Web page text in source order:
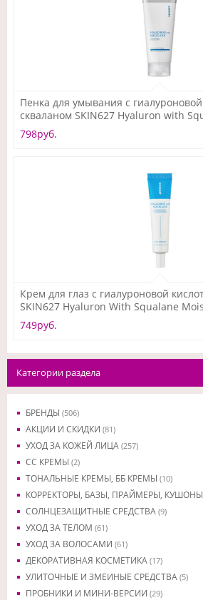
Пенка для умывания с
скваланом SKIN627 Hyaluron with
Foam, 150 мл
798руб.
Подробнее
Крем для глаз с гиалуроновой
SKIN627 Hyaluron With Squalane
30 мл
749руб.
Категории раздела
БРЕНДЫ (506)
АКЦИИ И СКИДКИ (81)
УХОД ЗА КОЖЕЙ ЛИЦА (257)
CC КРЕМЫ (2)
ТОНАЛЬНЫЕ КРЕМЫ, ББ КРЕМЫ (10)
КОРРЕКТОРЫ, БАЗЫ, ПРАЙМЕРЫ, КУШОНЫ
СОЛНЦЕЗАЩИТНЫЕ СРЕДСТВА (9)
УХОД ЗА ТЕЛОМ (61)
УХОД ЗА ВОЛОСАМИ (61)
ДЕКОРАТИВНАЯ КОСМЕТИКА (17)
УЛИТОЧНЫЕ И ЗМЕИНЫЕ СРЕДСТВА (5)
ПРОБНИКИ И МИНИ-ВЕРСИИ (29)